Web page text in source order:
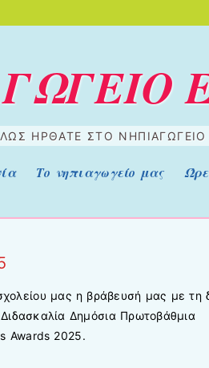
ΉΡΘΑΤΕ ΣΤΟ
Το νηπιαγωγείο μας
μας η βράβευσή μας με τη
Δημόσια Πρωτοβάθμια
Awards 2025.